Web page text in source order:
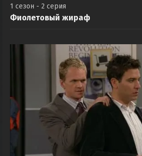
1 сезон - 2 серия
Фиолетовый жираф